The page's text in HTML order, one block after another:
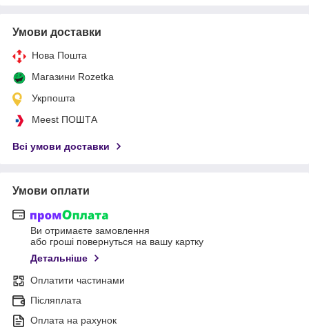
Умови доставки
Нова Пошта
Магазини Rozetka
Укрпошта
Meest ПОШТА
Всі умови доставки
Умови оплати
Ви отримаєте замовлення
або гроші повернуться на вашу картку
Детальніше
Оплатити частинами
Післяплата
Оплата на рахунок